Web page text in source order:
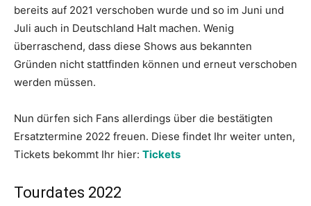
bereits auf 2021 verschoben wurde und so im Juni und
Juli auch in Deutschland Halt machen. Wenig
überraschend, dass diese Shows aus bekannten
Gründen nicht stattfinden können und erneut verschoben
werden müssen.
Nun dürfen sich Fans allerdings über die bestätigten
Ersatztermine 2022 freuen. Diese findet Ihr weiter unten,
Tickets bekommt Ihr hier: Tickets
Tourdates 2022